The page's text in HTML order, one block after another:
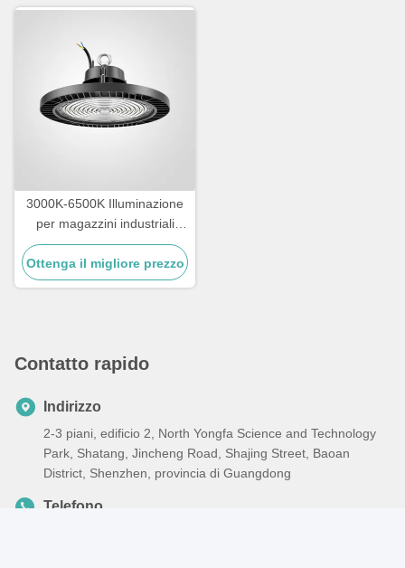
3000K-6500K Illuminazione
per magazzini industriali
IK09 Rating LED High Bay
Lighting
Ottenga il migliore prezzo
Contatto rapido
Indirizzo
2-3 piani, edificio 2, North Yongfa Science and Technology
Park, Shatang, Jincheng Road, Shajing Street, Baoan
District, Shenzhen, provincia di Guangdong
Telefono